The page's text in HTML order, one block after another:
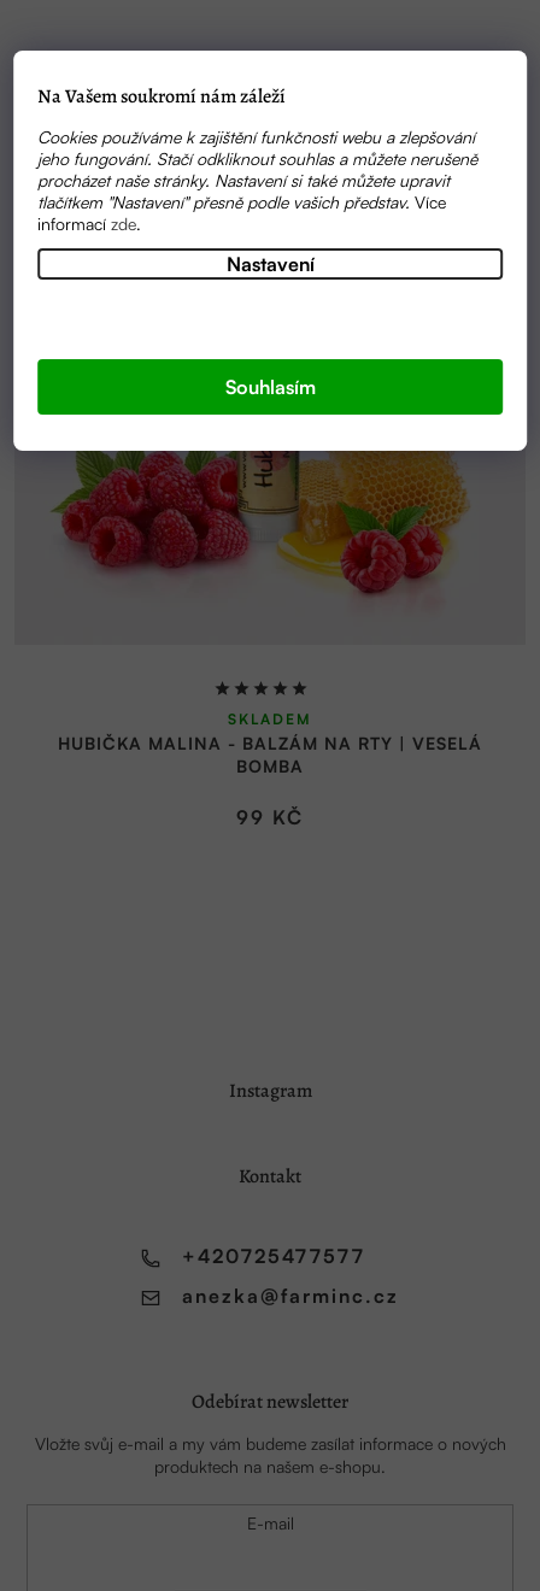
Na Vašem soukromí nám záleží
Cookies používáme k zajištění funkčnosti webu a zlepšování
jeho fungování. Stačí odkliknout souhlas a můžete nerušeně
procházet naše stránky. Nastavení si také můžete upravit
tlačítkem "Nastavení" přesně podle vašich představ.Více
informacízde.
Nastavení
Souhlasím
HUBIČKA MALINA - BALZÁM NA RTY | VESELÁ
BOMBA
Průměrné
hodnocení
produktu
SKLADEM
99 KČ
Instagram
Kontakt
anezka @farminc.cz
+420725477577
Odebírat newsletter
Vložte svůj e-mail a my vám budeme zasílat informace o nových
produktech na našem e-shopu.
E-mail